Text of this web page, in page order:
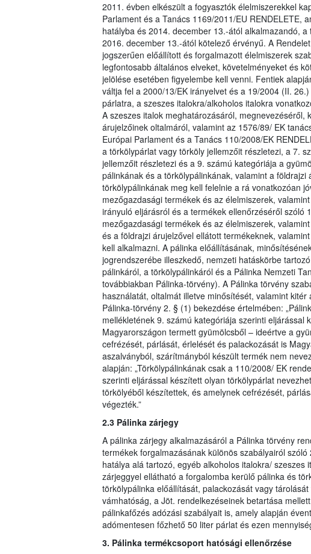
2011. évben elkészült a fogyasztók élelmiszerekkel
Parlament és a Tanács 1169/2011/EU RENDELETE,
hatályba és 2014. december 13.-ától alkalmazandó,
2016. december 13.-ától kötelező érvényű. A
jogszerűen előállított és forgalmazott élelmiszerek
legfontosabb általános elveket, követelményeket és
jelölése esetében figyelembe kell venni. Fentiek
váltja fel a 2000/13/EK irányelvet és a 19/2004 (II.
párlatra, a szeszes italokra/alkoholos italokra
A szeszes italok meghatározásáról, megnevezéséről,
árujelzőinek oltalmáról, valamint az 1576/89/ EK
Európai Parlament és a Tanács 110/2008/EK
a törkölypárlat vagy törköly jellemzőit részletezi, a 7.
jellemzőit részletezi és a 9. számú kategóriája a
pálinkának és a törkölypálinkának, valamint a
törkölypálinkának meg kell felelnie a rá vonatkozóan
mezőgazdasági termékek és az élelmiszerek,
irányuló eljárásról és a termékek ellenőrzéséről
mezőgazdasági termékek és az élelmiszerek,
és a földrajzi árujelzővel ellátott termékeknek,
kell alkalmazni. A pálinka előállításának,
jogrendszerébe illeszkedő, nemzeti hatáskörbe
pálinkáról, a törkölypálinkáról és a Pálinka Nemzeti
továbbiakban Pálinka-törvény). A Pálinka törvény
használatát, oltalmát illetve minősítését, valamint
Pálinka-törvény 2. § (1) bekezdése értelmében:
mellékletének 9. számú kategóriája szerinti
Magyarországon termett gyümölcsből – ideértve a
cefrézését, párlását, érlelését és palackozását is
aszalványból, szárítmányból készült termék nem
alapján: „Törkölypálinkának csak a 110/2008/ EK
szerinti eljárással készített olyan törkölypárlat
törkölyéből készítettek, és amelynek cefrézését,
végezték.”
2.3 Pálinka zárjegy
A pálinka zárjegy alkalmazásáról a Pálinka törvény
termékek forgalmazásának különös szabályairól
hatálya alá tartozó, egyéb alkoholos italokra/
zárjeggyel ellátható a forgalomba kerülő pálinka és
törkölypálinka előállítását, palackozását vagy
vámhatóság, a Jöt. rendelkezéseinek betartása
pálinkafőzés adózási szabályait is, amely alapján
adómentesen főzhető 50 liter párlat és ezen
3. Pálinka termékcsoport hatósági ellenőrzése